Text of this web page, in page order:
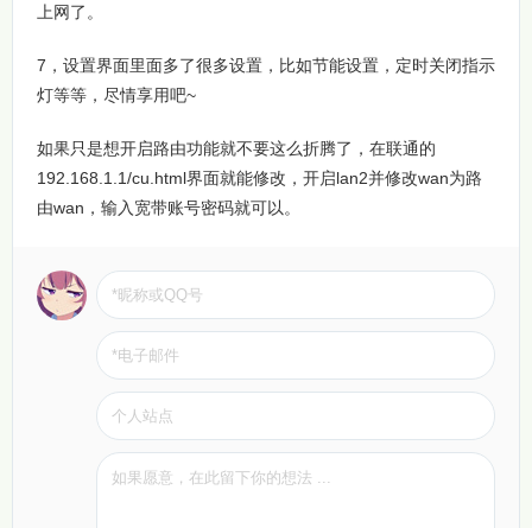
上网了。
7，设置界面里面多了很多设置，比如节能设置，定时关闭指示
灯等等，尽情享用吧~
如果只是想开启路由功能就不要这么折腾了，在联通的
192.168.1.1/cu.html界面就能修改，开启lan2并修改wan为路
由wan，输入宽带账号密码就可以。